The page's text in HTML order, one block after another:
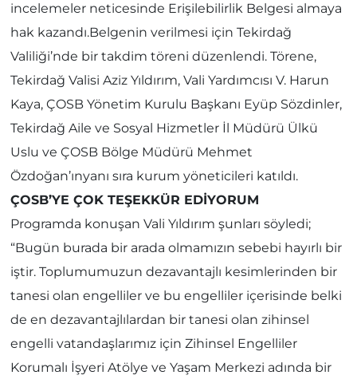
incelemeler neticesinde Erişilebilirlik Belgesi almaya
hak kazandı.Belgenin verilmesi için Tekirdağ
Valiliği’nde bir takdim töreni düzenlendi. Törene,
Tekirdağ Valisi Aziz Yıldırım, Vali Yardımcısı V. Harun
Kaya, ÇOSB Yönetim Kurulu Başkanı Eyüp Sözdinler,
Tekirdağ Aile ve Sosyal Hizmetler İl Müdürü Ülkü
Uslu ve ÇOSB Bölge Müdürü Mehmet
Özdoğan’ınyanı sıra kurum yöneticileri katıldı.
ÇOSB’YE ÇOK TEŞEKKÜR EDİYORUM
Programda konuşan Vali Yıldırım şunları söyledi;
“Bugün burada bir arada olmamızın sebebi hayırlı bir
iştir. Toplumumuzun dezavantajlı kesimlerinden bir
tanesi olan engelliler ve bu engelliler içerisinde belki
de en dezavantajlılardan bir tanesi olan zihinsel
engelli vatandaşlarımız için Zihinsel Engelliler
Korumalı İşyeri Atölye ve Yaşam Merkezi adında bir